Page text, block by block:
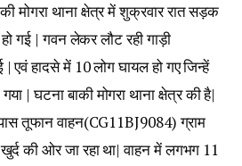
मोगरा थाना क्षेत्र में शुक्रवार रात सड़क
गई | गवन लेकर लौट रही गाड़ी
एवं हादसे में 10 लोग घायल हो गए जिन्हें
| घटना बाकी मोगरा थाना क्षेत्र की है|
तूफान वाहन(CG11BJ9084) ग्राम
की ओर जा रहा था| वाहन में लगभग 11